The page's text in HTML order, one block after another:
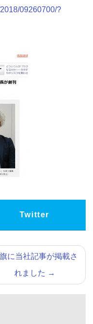
09260700/?
Twitter
に当社記事が掲載さ
れました →